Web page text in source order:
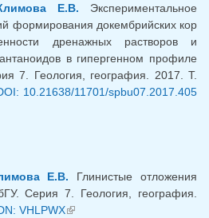
Е.В. Экспериментальное
формирования докембрийских кор
дренажных растворов и
в гипергенном профиле
7. Геология, география. 2017. Т.
10.21638/11701/spbu07.2017.405
external)
Е.В. Глинистые отложения
Серия 7. Геология, география.
VHLPWX(link is external)